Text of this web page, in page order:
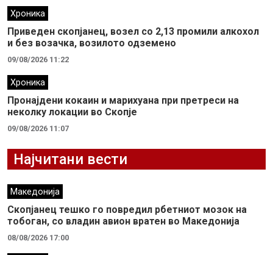
Хроника
Приведен скопјанец, возел со 2,13 промили алкохол
и без возачка, возилото одземено
09/08/2026 11:22
Хроника
Пронајдени кокаин и марихуана при претреси на
неколку локации во Скопје
09/08/2026 11:07
Најчитани вести
Македонија
Скопјанец тешко го повредил рбетниот мозок на
тобоган, со владин авион вратен во Македонија
08/08/2026 17:00